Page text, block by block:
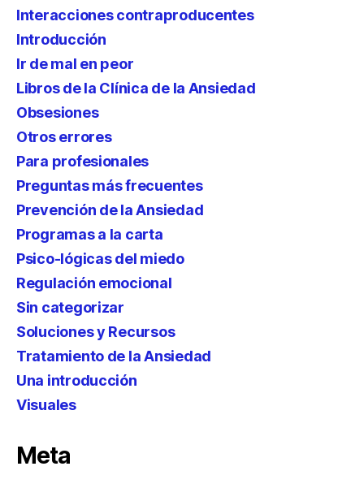
Interacciones contraproducentes
Introducción
Ir de mal en peor
Libros de la Clínica de la Ansiedad
Obsesiones
Otros errores
Para profesionales
Preguntas más frecuentes
Prevención de la Ansiedad
Programas a la carta
Psico-lógicas del miedo
Regulación emocional
Sin categorizar
Soluciones y Recursos
Tratamiento de la Ansiedad
Una introducción
Visuales
Meta